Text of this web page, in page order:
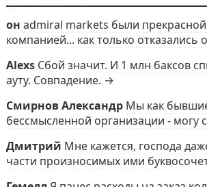
он admiral markets были
компанией... как только отказались
Alexs Сбой значит. И 1 млн баксов
ауту. Совпадение. →
Смирнов Александр Мы как
бессмысленной организации - могу
Дмитрий Мне кажется, господа
части произносимых ими